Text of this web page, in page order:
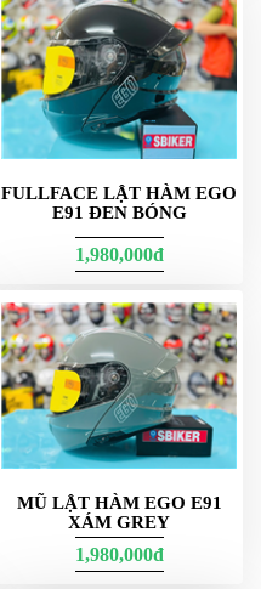
FULLFACE LẬT HÀM EGO
E91 ĐEN BÓNG
1,980,000đ
MŨ LẬT HÀM EGO E91
XÁM GREY
1,980,000đ